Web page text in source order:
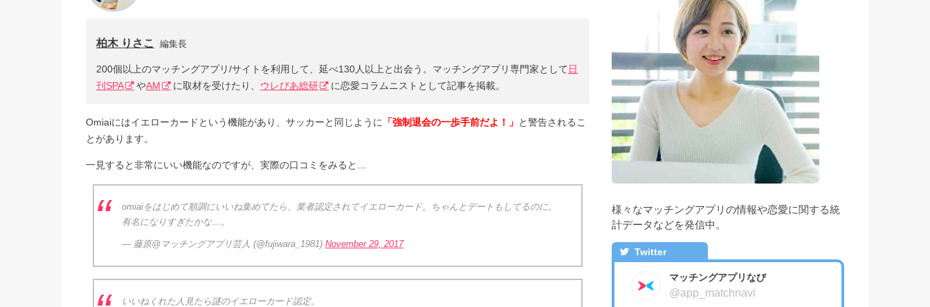
柏木 りさこ 編集長
200個以上のマッチングアプリ/サイトを利用して、延べ130人以上と出会う。マッチングアプリ専門家として 日
刊SPA
やAM に取材を受けたり、 ウレぴあ総研 に恋愛コラムニストとして記事を掲載。
Omiaiにはイエローカードという機能があり、サッカーと同じように 「強制退会の一歩手前だよ！」 と警告されるこ
とがあります。
一見すると非常にいい機能なのですが、実際の口コミをみると…
omiaiをはじめて順調にいいね集めてたら、業者認定されてイエローカード。ちゃんとデートもしてるのに。
有名になりすぎたかな…。
— 藤原@マッチングアプリ芸人 (@fujiwara_1981) November 29, 2017
いいねくれた人見たら謎のイエローカード認定。
様々なマッチングアプリの情報や恋愛に関する統
計データなどを発信中。
Twitter
マッチングアプリなび
@app_matchnavi